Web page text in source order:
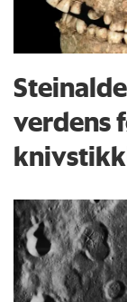
verdens